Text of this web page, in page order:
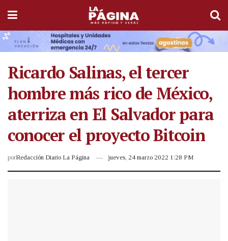
Ricardo Salinas, el tercer
hombre más rico de México,
aterriza en El Salvador para
conocer el proyecto Bitcoin
porRedacción Diario La Página jueves, 24 marzo 2022 1:28 PM